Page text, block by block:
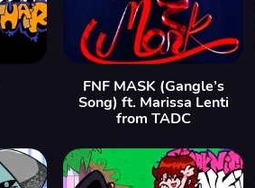
FNF MASK (Gangle’s
Song) ft. Marissa Lenti
from TADC